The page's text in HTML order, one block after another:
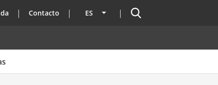
Contacto ES Lista adicional de acciones
Buscador